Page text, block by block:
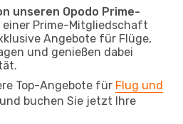
unseren Opodo Prime-
einer Prime-Mitgliedschaft
Angebote für Flüge,
und genießen dabei
Top-Angebote für Flug und
buchen Sie jetzt Ihre